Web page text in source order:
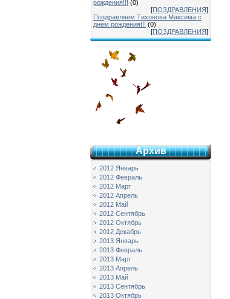
рождения!!! (0)
[ПОЗДРАВЛЕНИЯ]
Поздравляем Тихонова Максима с
днем рождения!!! (0)
[ПОЗДРАВЛЕНИЯ]
Архив
2012 Январь
2012 Февраль
2012 Март
2012 Апрель
2012 Май
2012 Сентябрь
2012 Октябрь
2012 Декабрь
2013 Январь
2013 Февраль
2013 Март
2013 Апрель
2013 Май
2013 Сентябрь
2013 Октябрь